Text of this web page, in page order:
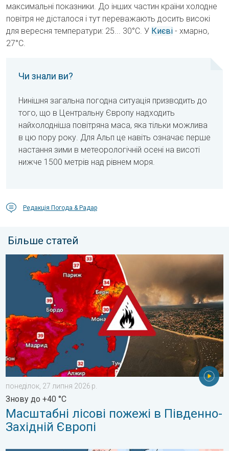
максимальні показники. До інших частин країни холодне
повітря не дісталося і тут переважають досить високі
для вересня температури: 25... 30°C. У Києві - хмарно,
27°C.
Чи знали ви?
Нинішня загальна погодна ситуація призводить до
того, що в Центральну Європу надходить
найхолодніша повітряна маса, яка тільки можлива
в цю пору року. Для Альп це навіть означає перше
настання зими в метеорологічній осені на висоті
нижче 1500 метрів над рівнем моря.
Редакція Погода & Радар
Більше статей
Масштабні лісові пожежі в Південно-Західній Європі.
понеділок, 27 липня 2026 р.
Знову до +40 °C
Масштабні лісові пожежі в Південно-
Західній Європі